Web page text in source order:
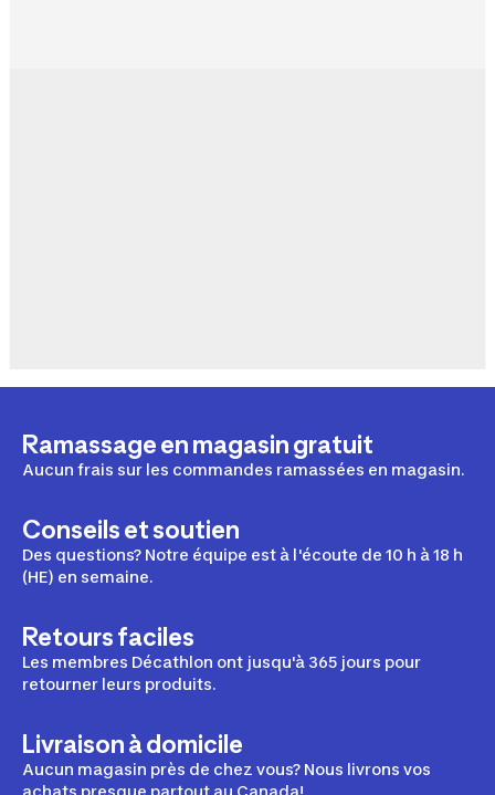
Ramassage en magasin gratuit
Aucun frais sur les commandes ramassées en magasin.
Conseils et soutien
Des questions? Notre équipe est à l'écoute de 10 h à 18 h
(HE) en semaine.
Retours faciles
Les membres Décathlon ont jusqu'à 365 jours pour
retourner leurs produits.
Livraison à domicile
Aucun magasin près de chez vous? Nous livrons vos